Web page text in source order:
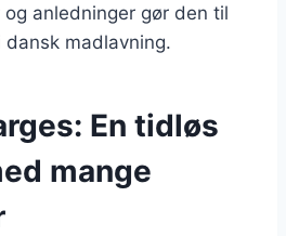
anledninger gør den til
madlavning.
En tidløs
mange